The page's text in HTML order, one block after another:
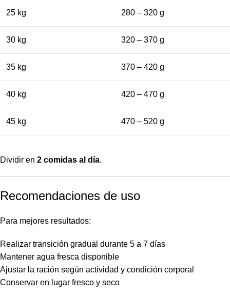
25 kg 280 – 320 g
30 kg 320 – 370 g
35 kg 370 – 420 g
40 kg 420 – 470 g
45 kg 470 – 520 g
Dividir en 2 comidas al día.
Recomendaciones de uso
Para mejores resultados:
Realizar transición gradual durante 5 a 7 días
Mantener agua fresca disponible
Ajustar la ración según actividad y condición corporal
Conservar en lugar fresco y seco